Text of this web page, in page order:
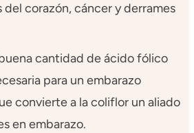
corazón, cáncer y derrames
cantidad de ácido fólico
para un embarazo
convierte a la coliflor un aliado
en embarazo.